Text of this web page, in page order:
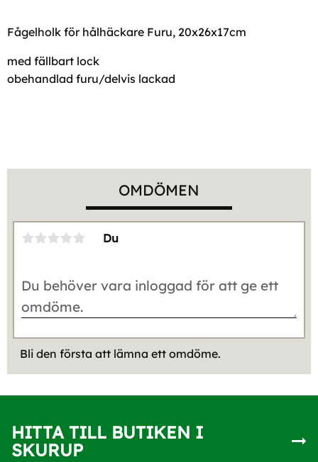
Fågelholk för hålhäckare Furu, 20x26x17cm
med fällbart lock
obehandlad furu/delvis lackad
OMDÖMEN
Du
Bli den första att lämna ett omdöme.
HITTA TILL BUTIKEN I
SKURUP